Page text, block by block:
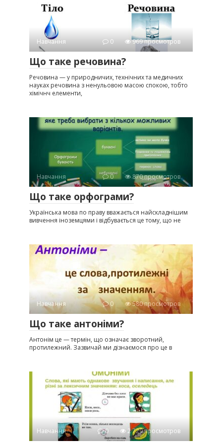
Навчання 0 969 просмотров
Що таке речовина?
Речовина — у природничих, технічних та медичних
науках речовина з ненульовою масою спокою, тобто
хімічнч елементи,
Навчання 0 870 просмотров
Що таке орфограми?
Українська мова по праву вважається найскладнішим
вивчення іноземцями і відбувається це тому, що не
Навчання 0 580 просмотров
Що таке антоніми?
Антонім це — термін, що означає зворотний,
протилежний. Зазвичай ми дізнаємося про це в
Навчання 0 2 729 просмотров